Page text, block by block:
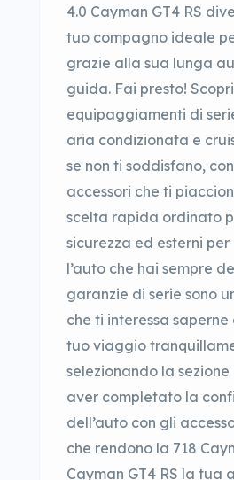
4.0 Cayman GT4 RS
tuo compagno ideale
grazie alla sua lunga
guida. Fai presto!
equipaggiamenti di
aria condizionata e
se non ti soddisfano,
accessori che ti
scelta rapida ordinato
sicurezza ed esterni
l’auto che hai sempre
garanzie di serie sono
che ti interessa
tuo viaggio
selezionando la sezione
aver completato la
dell’auto con gli
che rendono la 718
Cayman GT4 RS la tua